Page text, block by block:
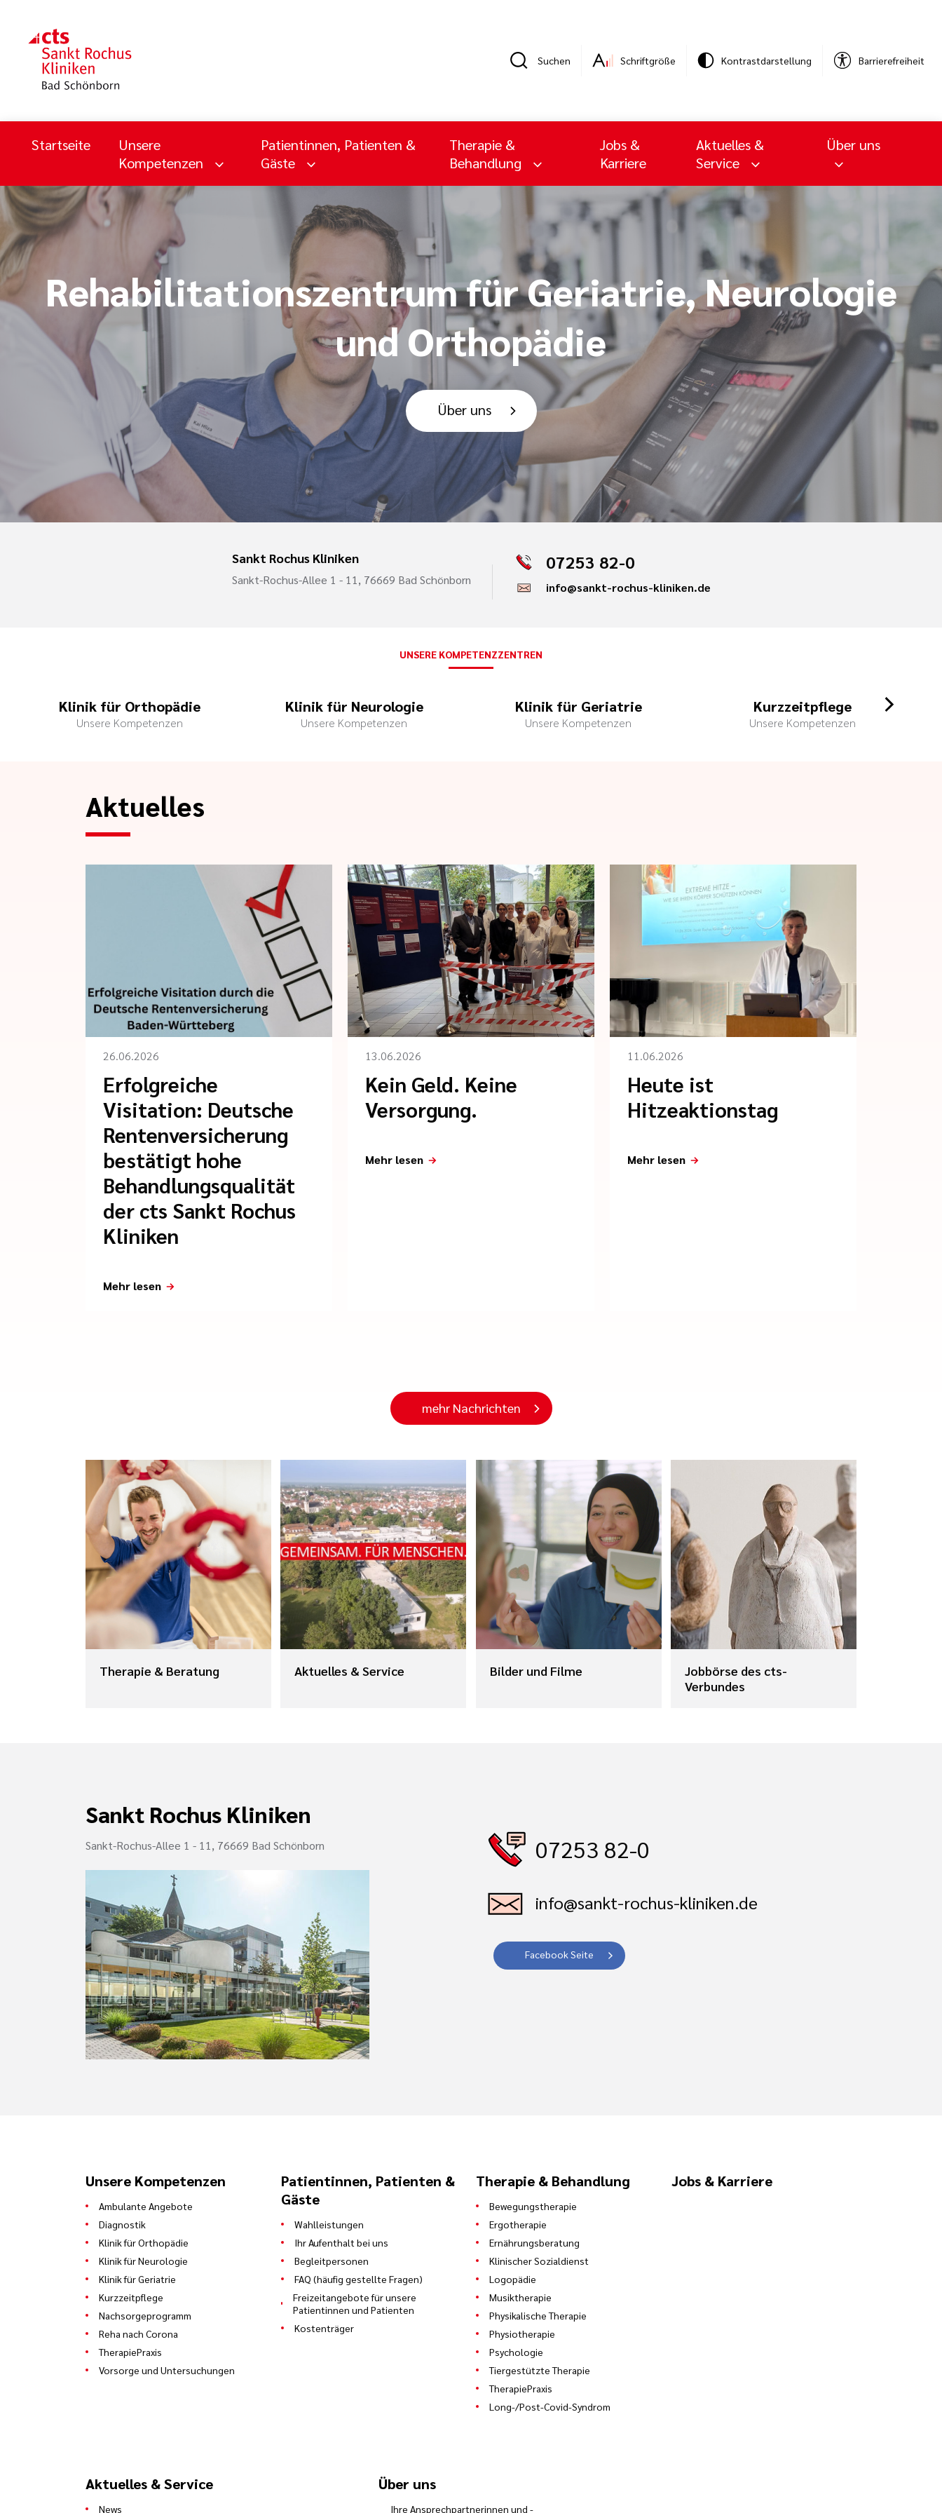
Suchen Schriftgröße Kontrastdarstellung Barrierefreiheit
Startseite
Unsere
Kompetenzen
Patientinnen, Patienten &
Gäste
Therapie &
Behandlung
Jobs &
Karriere
Aktuelles &
Service
Über uns
Rehabilitationszentrum für Geriatrie, Neurologie
und Orthopädie
Über uns
Sankt Rochus Kliniken
Sankt-Rochus-Allee 1 - 11, 76669 Bad Schönborn
07253 82-0
info@sankt-rochus-kliniken.de
UNSERE KOMPETENZZENTREN
Klinik für Orthopädie
Unsere Kompetenzen
Klinik für Neurologie
Unsere Kompetenzen
Klinik für Geriatrie
Unsere Kompetenzen
Kurzzeitpflege
Unsere Kompetenzen
Aktuelles
26.06.2026
Erfolgreiche
Visitation: Deutsche
Rentenversicherung
bestätigt hohe
Behandlungsqualität
der cts Sankt Rochus
Kliniken
Mehr lesen
13.06.2026
Kein Geld. Keine
Versorgung.
Mehr lesen
11.06.2026
Heute ist
Hitzeaktionstag
Mehr lesen
mehr Nachrichten
Therapie & Beratung Aktuelles & Service Bilder und Filme
Jobbörse des cts-
Verbundes
Sankt Rochus Kliniken
Sankt-Rochus-Allee 1 - 11, 76669 Bad Schönborn 07253 82-0
info@sankt-rochus-kliniken.de
Facebook Seite
Unsere Kompetenzen
Ambulante Angebote
Diagnostik
Klinik für Orthopädie
Klinik für Neurologie
Klinik für Geriatrie
Kurzzeitpflege
Nachsorgeprogramm
Reha nach Corona
TherapiePraxis
Vorsorge und Untersuchungen
Patientinnen, Patienten &
Gäste
Wahlleistungen
Ihr Aufenthalt bei uns
Begleitpersonen
FAQ (häufig gestellte Fragen)
Freizeitangebote für unsere
Patientinnen und Patienten
Kostenträger
Therapie & Behandlung
Bewegungstherapie
Ergotherapie
Ernährungsberatung
Klinischer Sozialdienst
Logopädie
Musiktherapie
Physikalische Therapie
Physiotherapie
Psychologie
Tiergestützte Therapie
TherapiePraxis
Long-/Post-Covid-Syndrom
Jobs & Karriere
Aktuelles & Service
News
Über uns
Ihre Ansprechpartnerinnen und -